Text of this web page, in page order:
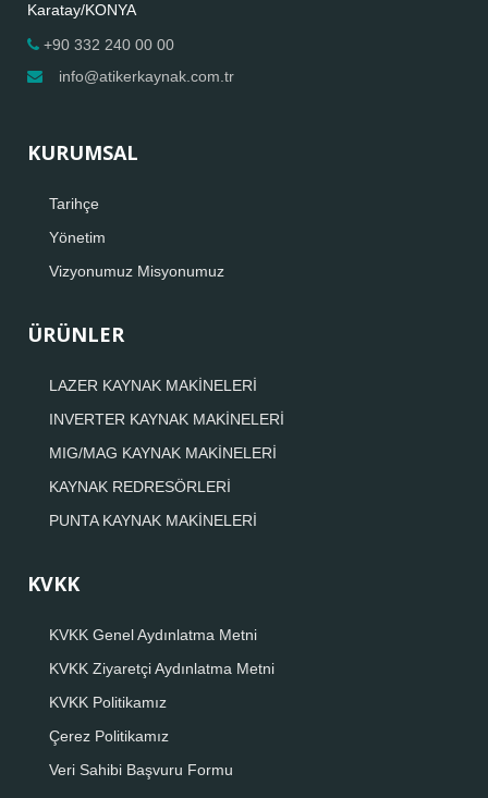
Karatay/KONYA
+90 332 240 00 00
info@atikerkaynak.com.tr
KURUMSAL
Tarihçe
Yönetim
Vizyonumuz Misyonumuz
ÜRÜNLER
LAZER KAYNAK MAKİNELERİ
INVERTER KAYNAK MAKİNELERİ
MIG/MAG KAYNAK MAKİNELERİ
KAYNAK REDRESÖRLERİ
PUNTA KAYNAK MAKİNELERİ
KVKK
KVKK Genel Aydınlatma Metni
KVKK Ziyaretçi Aydınlatma Metni
KVKK Politikamız
Çerez Politikamız
Veri Sahibi Başvuru Formu